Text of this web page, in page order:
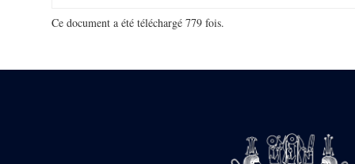
Ce document a été téléchargé 779 fois.